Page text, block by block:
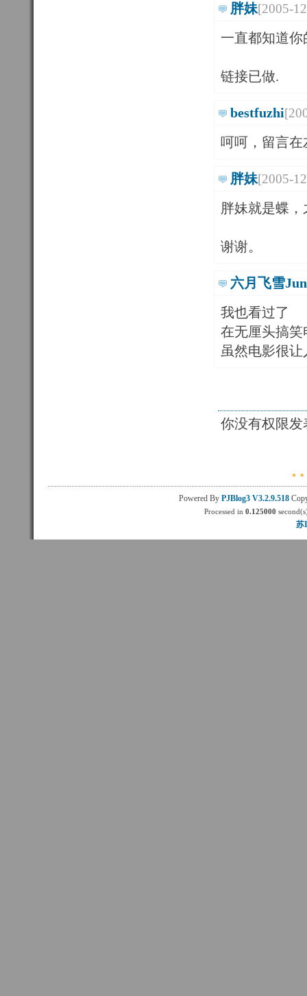
胖妹[2005-
一直都知道
链接已做.
bestfuzhi
呵呵，留言在
胖妹[2005-
胖妹就是蝶
谢谢。
六月飞雪
我也看过了
在无厘头搞
虽然电影很
你没有权限发
Powered By PJBlog3 V3.2.9.518
Processed in0.125000
苏